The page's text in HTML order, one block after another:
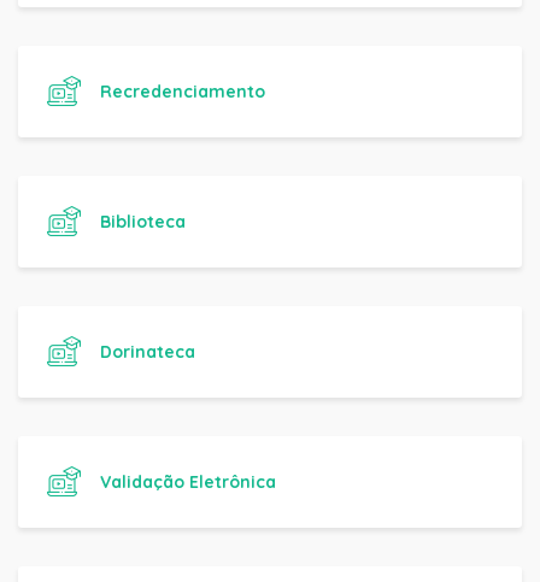
Recredenciamento
Biblioteca
Dorinateca
Validação Eletrônica